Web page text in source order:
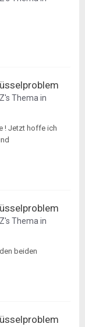
's Thema in
! Jetzt hoffe ich
's Thema in
beiden